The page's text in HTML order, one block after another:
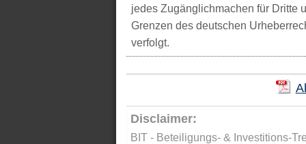
jedes Zugänglichmachen für Dritte
Grenzen des deutschen
verfolgt.
Disclaimer:
BIT - Beteiligungs- & Investitions-